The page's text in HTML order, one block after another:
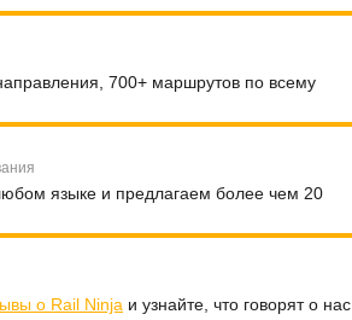
700+ маршрутов по всему
языке и предлагаем более чем 20
о Rail Ninja и узнайте, что говорят о нас